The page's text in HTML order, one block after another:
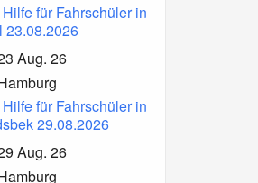
für Fahrschüler in
23.08.2026
Aug. 26
für Fahrschüler in
29.08.2026
Aug. 26